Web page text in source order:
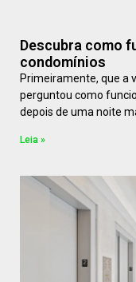
Descubra como
condomínios
Primeiramente, que a
perguntou como
depois de uma noite
Leia »